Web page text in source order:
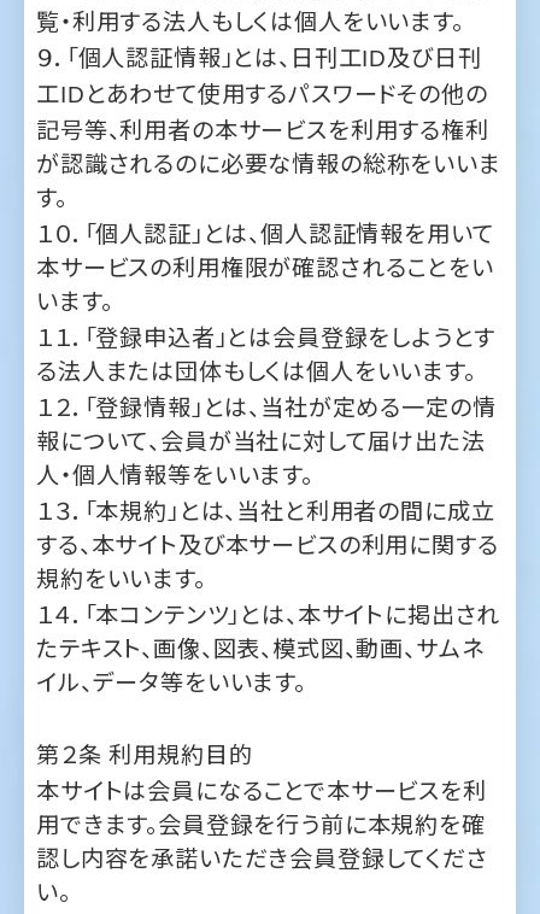
記号等、利用者の本サービスを利用する権利
が認識されるのに必要な情報の総称をいいま
す。
１０．「個人認証」とは、個人認証情報を用いて
本サービスの利用権限が確認されることをい
います。
１１．「登録申込者」とは会員登録をしようとす
る法人または団体もしくは個人をいいます。
１２．「登録情報」とは、当社が定める一定の情
報について、会員が当社に対して届け出た法
人・個人情報等をいいます。
１３．「本規約」とは、当社と利用者の間に成立
する、本サイト及び本サービスの利用に関する
規約をいいます。
１４．「本コンテンツ」とは、本サイトに掲出され
たテキスト、画像、図表、模式図、動画、サムネ
イル、データ等をいいます。
第２条 利用規約目的
本サイトは会員になることで本サービスを利
認し内容を承諾いただき会員登録してくださ
い。
第３条 本規約の適用範囲等
１.